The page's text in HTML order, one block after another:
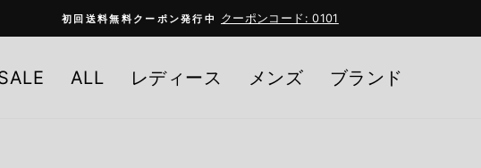
Pause
初回送料無料クーポン発行中 クーポンコード: 0101
ALL レディース メンズ ブランド